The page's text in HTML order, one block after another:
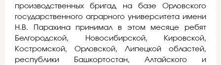
производственных бригад на базе Орловского
государственного аграрного университета имени
Н.В. Парахина принимал в этом месяце ребят
Белгородской, Новосибирской, Кировской,
Костромской, Орловской, Липецкой областей,
республики Башкортостан, Алтайского и